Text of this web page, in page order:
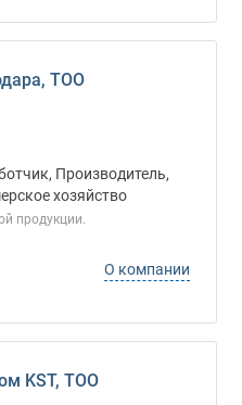
ТОО
Производитель,
хозяйство
продукции.
О компании
KST, ТОО